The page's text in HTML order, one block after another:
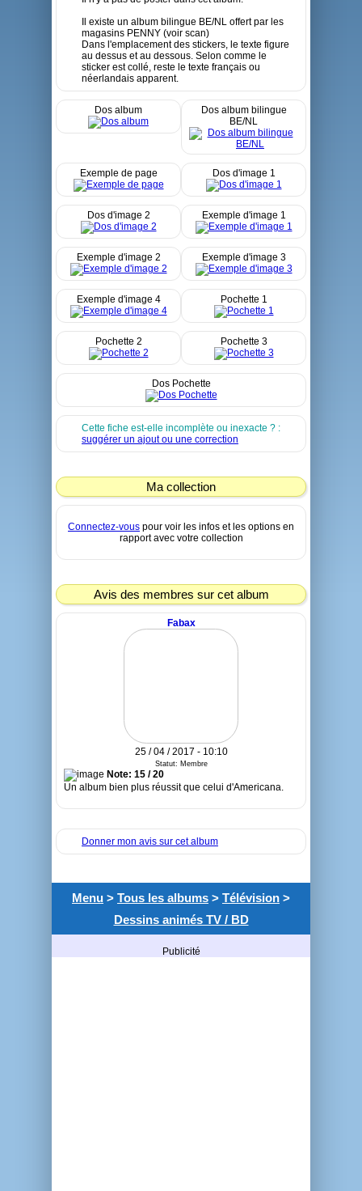
Il existe un album bilingue BE/NL offert par les
magasins PENNY (voir scan)
Dans l'emplacement des stickers, le texte figure
au dessus et au dessous. Selon comme le
sticker est collé, reste le texte français ou
néerlandais apparent.
Dos album
Dos album bilingue
BE/NL
Exemple de page Dos d'image 1
Dos d'image 2 Exemple d'image 1
Exemple d'image 2 Exemple d'image 3
Exemple d'image 4 Pochette 1
Pochette 2 Pochette 3
Dos Pochette
Cette fiche est-elle incomplète ou inexacte ? :
suggérer un ajout ou une correction
Ma collection
Connectez-vous pour voir les infos et les options en
rapport avec votre collection
Avis des membres sur cet album
Fabax
25 / 04 / 2017 - 10:10
Statut: Membre
Note: 15 / 20
Un album bien plus réussit que celui d'Americana.
Donner mon avis sur cet album
Menu > Tous les albums > Télévision >
Dessins animés TV / BD
Publicité